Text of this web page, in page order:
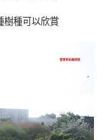
樹種可以欣賞